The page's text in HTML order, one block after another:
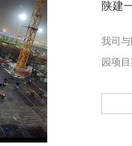
陕建
我司
园项